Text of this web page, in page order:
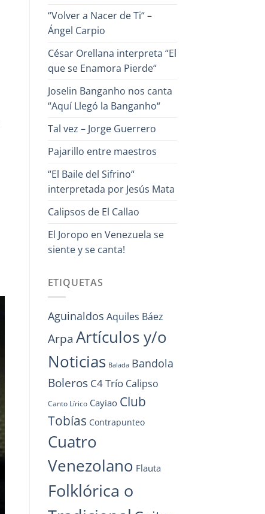
“Volver a Nacer de Ti“ –
Ángel Carpio
César Orellana interpreta “El
que se Enamora Pierde“
Joselin Banganho nos canta
“Aquí Llegó la Banganho“
Tal vez – Jorge Guerrero
Pajarillo entre maestros
“El Baile del Sifrino“
interpretada por Jesús Mata
Calipsos de El Callao
El Joropo en Venezuela se
siente y se canta!
ETIQUETAS
Aguinaldos Aquiles Báez
Arpa Artículos y/o
Noticias Balada Bandola
Boleros C4 Trío Calipso
Canto Lírico Cayiao Club
Tobías Contrapunteo
Cuatro
Venezolano Flauta
Folklórica o